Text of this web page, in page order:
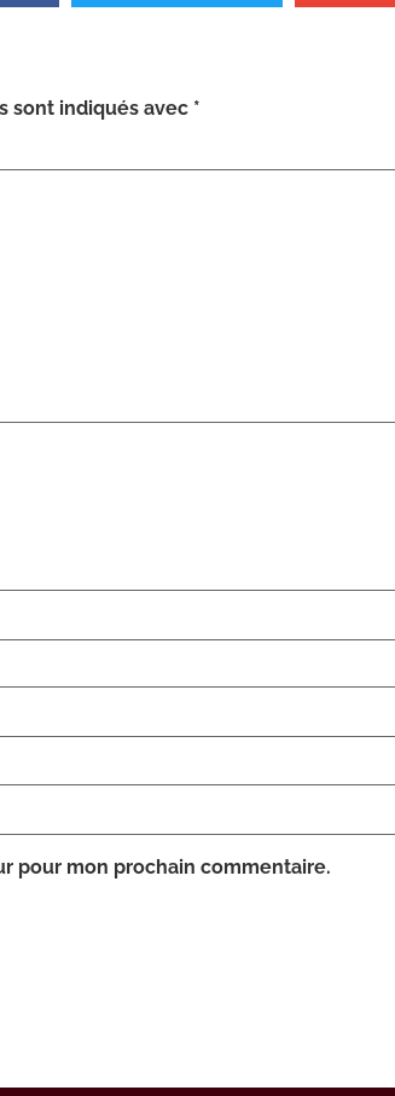
sont indiqués avec *
pour mon prochain commentaire.